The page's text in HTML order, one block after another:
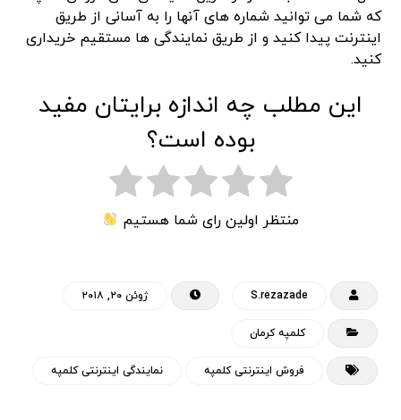
که شما می توانید شماره های آنها را به آسانی از طریق
اینترنت پیدا کنید و از طریق نمایندگی ها مستقیم خریداری
کنید.
این مطلب چه اندازه برایتان مفید
بوده است؟
منتظر اولین رای شما هستیم
S.rezazade ژوئن ۲۰, ۲۰۱۸
کلمپه کرمان
فروش اینترنتی کلمپه نمایندگی اینترنتی کلمپه